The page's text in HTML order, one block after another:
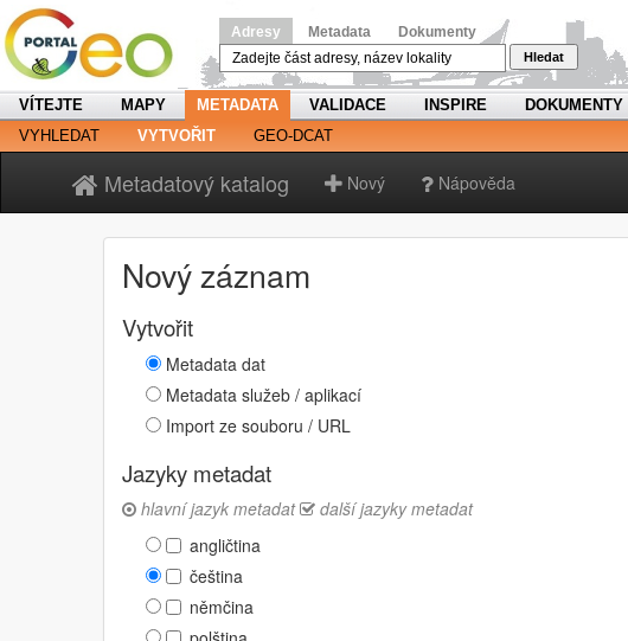
Adresy Metadata Dokumenty
Hledat
VÍTEJTE MAPY METADATA VALIDACE INSPIRE DOKUMENTY
VYHLEDAT
VYTVOŘIT GEO-DCAT